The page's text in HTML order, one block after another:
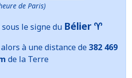
de Paris)
le signe du Bélier ♈
à une distance de382 469
de la Terre